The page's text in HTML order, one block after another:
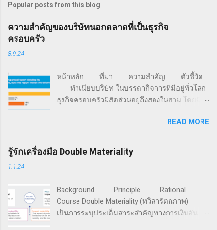
Popular posts from this blog
ความสำคัญของบริษัทนอกตลาดที่เป็นธุรกิจ
ครอบครัว
8.9.24
หน้าหลัก ที่มา ความสำคัญ ตัวชี้วัด
ทำเนียบบริษัท ในบรรดากิจการที่มีอยู่ทั่วโลก
ธุรกิจครอบครัวมีสัดส่วนอยู่ถึงสองในสาม โดยมี
สัดส่วนการจ้างงานอยู่ราว 60% นอกจากนี้ 85%
ของธุรกิจสตาร์ตอัปทั่วโลก ถูกก่อตั้งขึ้นด้วยเงิน
จากครอบครัว (ที่มา: FFI Global Data Points) จาก
ข้อมูลการสำรวจของ Family Business Network
ใน 65 ประเทศทั่วโลก ระบุว่า แม้กิจการครอบครัว
จะให้ความสำคัญเพิ่มขึ้นกับประเด็นสิ่งแวดล้อม
สังคม และธรรมาภิบาล (ESG) แต่เกือบ 60% ของ
READ MORE
รู้จักเครื่องมือ Double Materiality
1.1.24
Background Principle Rational
Course Double Materiality (ทวิสารัตถภาพ)
เป็นการระบุประเด็นสาระสำคัญทางการเงินอัน